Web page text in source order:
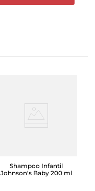
Shampoo Infantil
Johnson's Baby 200 ml